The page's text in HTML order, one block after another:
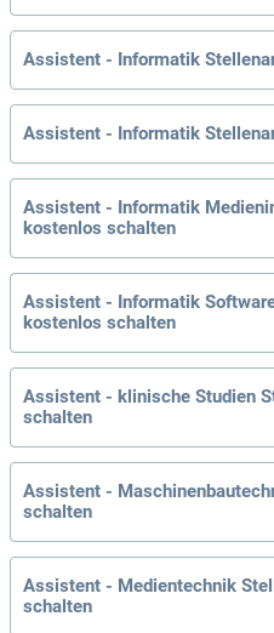
Assistent - Informatik
Assistent - Informatik
Assistent - Informatik
kostenlos schalten
Assistent - Informatik
kostenlos schalten
Assistent - klinische Studien
schalten
Assistent -
schalten
Assistent - Medientechnik
schalten